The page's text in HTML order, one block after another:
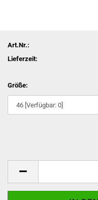
Art.Nr.:
Lieferzeit:
Größe: